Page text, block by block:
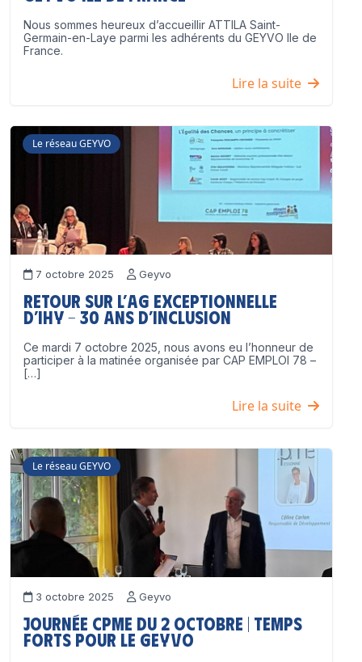
Nous sommes heureux d’accueillir ATTILA Saint-
Germain-en-Laye parmi les adhérents du GEYVO Ile de
France.
Lire la suite
Le réseau GEYVO
7 octobre 2025 Geyvo
Retour sur l’AG exceptionnelle
d’IHY – 30 ans d’inclusion
Ce mardi 7 octobre 2025, nous avons eu l’honneur de
participer à la matinée organisée par CAP EMPLOI 78 –
[…]
Lire la suite
Le réseau GEYVO
3 octobre 2025 Geyvo
Journée CPME du 2 octobre | Temps
forts pour le GEYVO